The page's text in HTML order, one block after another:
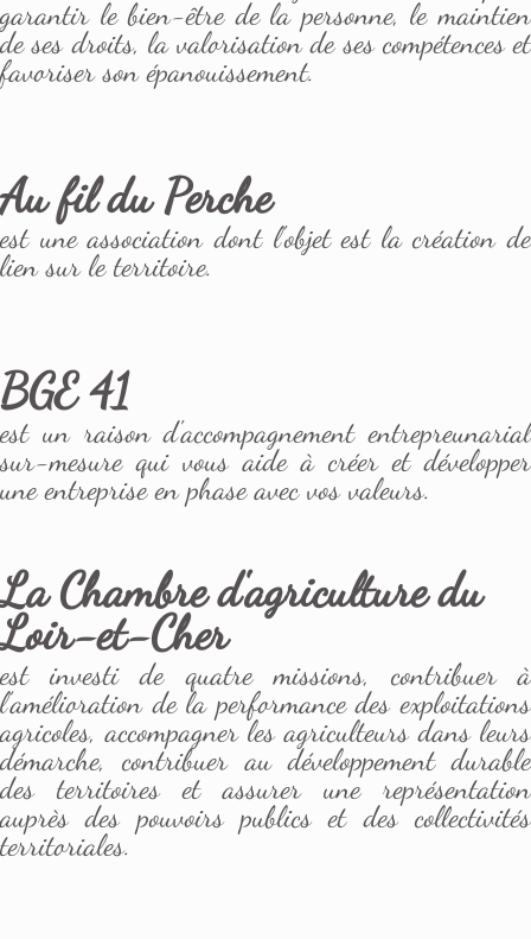
garantir le bien-être de la personne, le maintien
de ses droits, la valorisation de ses compétences et
favoriser son épanouissement.
Au fil du Perche
est une association dont l'objet est la création de
lien sur le territoire.
BGE 41
est un raison d'accompagnement entrepreunarial
sur-mesure qui vous aide à créer et développer
une entreprise en phase avec vos valeurs.
La Chambre d'agriculture du
Loir-et-Cher
est investi de quatre missions, contribuer à
l’amélioration de la performance des exploitations
agricoles, accompagner les agriculteurs dans leurs
démarche, contribuer au développement durable
des territoires et assurer une représentation
auprès des pouvoirs publics et des collectivités
territoriales.